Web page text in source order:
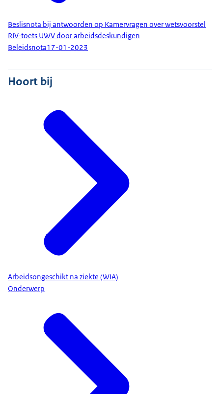
Beslisnota bij antwoorden op Kamervragen over wetsvoorstel
RIV-toets UWV door arbeidsdeskundigen
Beleidsnota17-01-2023
Hoort bij
Arbeidsongeschikt na ziekte (WIA)
Onderwerp